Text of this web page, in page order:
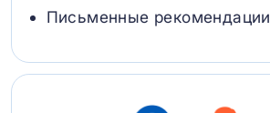
Письменные рекомендации